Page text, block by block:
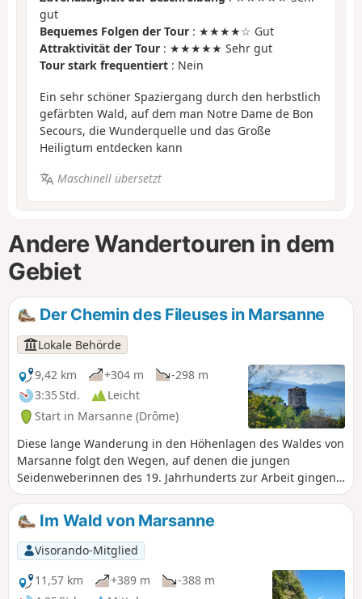
gut
Bequemes Folgen der Tour : ★★★★☆ Gut
Attraktivität der Tour : ★★★★★ Sehr gut
Tour stark frequentiert : Nein
Ein sehr schöner Spaziergang durch den herbstlich
gefärbten Wald, auf dem man Notre Dame de Bon
Secours, die Wunderquelle und das Große
Heiligtum entdecken kann
Maschinell übersetzt
Andere Wandertouren in dem
Gebiet
Der Chemin des Fileuses in Marsanne
Lokale Behörde
9,42 km
+304 m
-298 m
3:35 Std.
Leicht
Start in Marsanne (Drôme)
Diese lange Wanderung in den Höhenlagen des Waldes von
Marsanne folgt den Wegen, auf denen die jungen
Seidenweberinnen des 19. Jahrhunderts zur Arbeit gingen.
Damals gab es in der Umgebung zahlreiche Spinnereien,
die sich entlang der für ihre Tätigkeit notwendigen
Wasserläufe, insbesondere in der Nähe von Mirmande,
angesiedelt hatten.
Im Wald von Marsanne
Visorando-Mitglied
11,57 km
+389 m
-388 m